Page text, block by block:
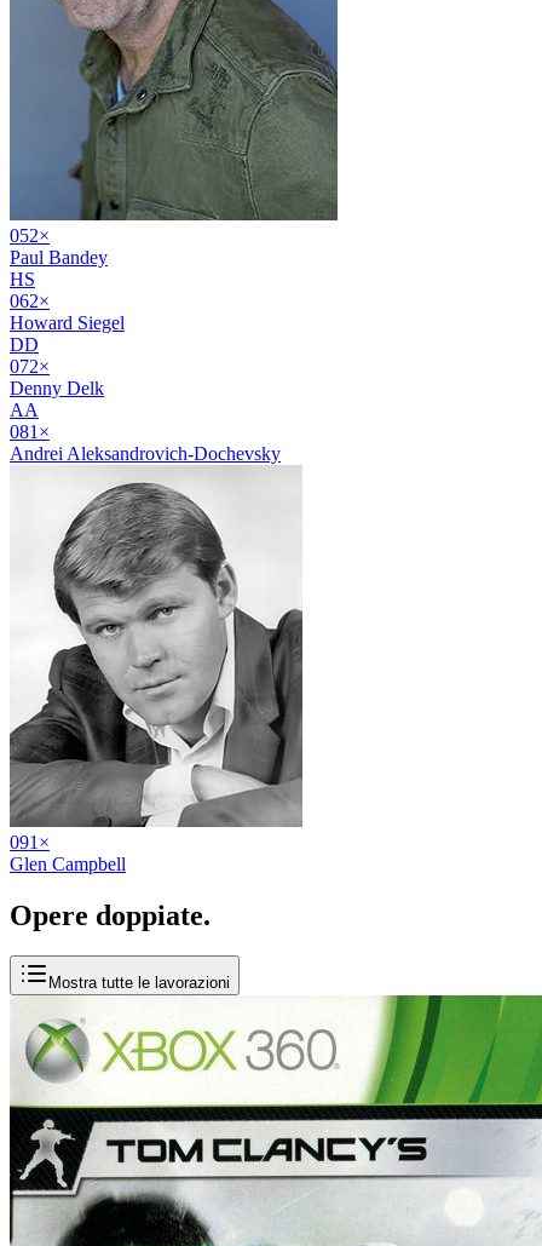
052×
Paul Bandey
HS
062×
Howard Siegel
DD
072×
Denny Delk
AA
081 ×
Andrei Aleksandrovich-Dochevsky
091 ×
Glen Campbell
Opere doppiate.
Mostra tutte le lavorazioni